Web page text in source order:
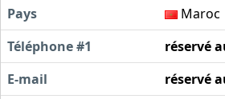
Pays
Maroc
Téléphone #1
réservé
E-mail
réservé